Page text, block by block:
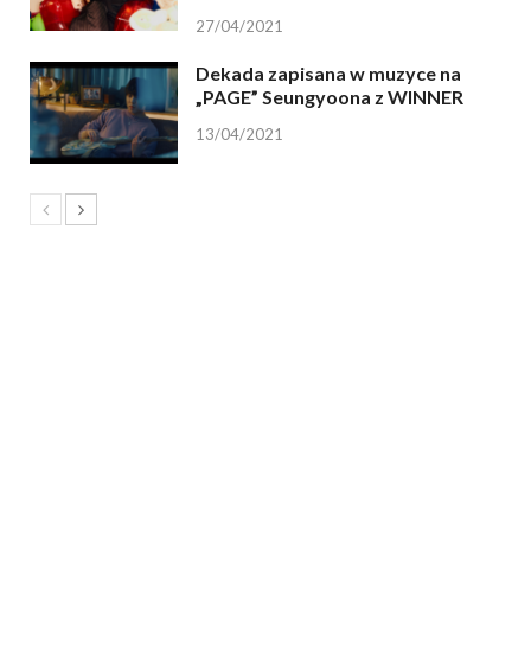
27/04/2021
Dekada zapisana w muzyce na
„PAGE” Seungyoona z WINNER
13/04/2021